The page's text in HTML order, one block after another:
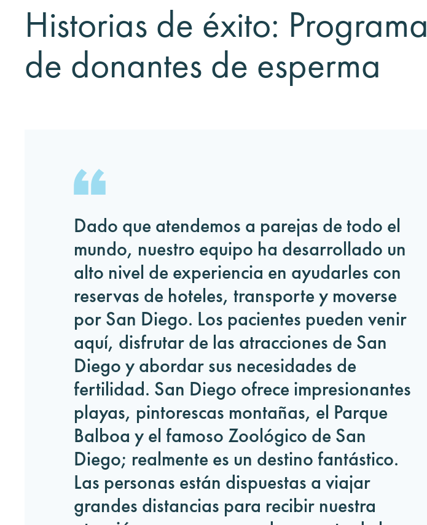
Historias de éxito: Programa
de donantes de esperma
Dado que atendemos a parejas de todo el
mundo, nuestro equipo ha desarrollado un
alto nivel de experiencia en ayudarles con
reservas de hoteles, transporte y moverse
por San Diego. Los pacientes pueden venir
aquí, disfrutar de las atracciones de San
Diego y abordar sus necesidades de
fertilidad. San Diego ofrece impresionantes
playas, pintorescas montañas, el Parque
Balboa y el famoso Zoológico de San
Diego; realmente es un destino fantástico.
Las personas están dispuestas a viajar
grandes distancias para recibir nuestra